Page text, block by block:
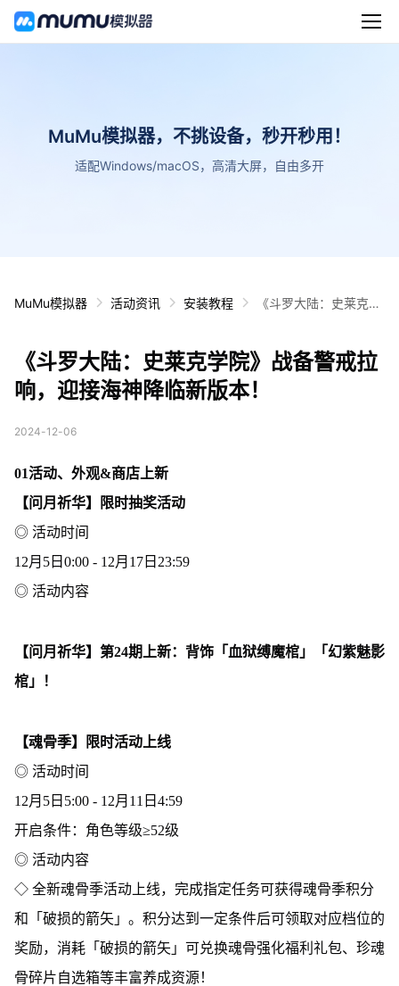
MuMu模拟器，不挑设备，秒开秒用！
适配Windows/macOS，高清大屏，自由多开
MuMu模拟器 活动资讯 安装教程
《斗罗大陆：史莱克学
《斗罗大陆：史莱克学院》战备警戒拉
响，迎接海神降临新版本！
2024-12-06
01活动、外观&商店上新
【问月祈华】限时抽奖活动
◎ 活动时间
12月5日0:00 - 12月17日23:59
◎ 活动内容
【问月祈华】第24期上新：背饰「血狱缚魔棺」「幻紫魅影
棺」！
【魂骨季】限时活动上线
◎ 活动时间
12月5日5:00 - 12月11日4:59
开启条件：角色等级≥52级
◎ 活动内容
◇ 全新魂骨季活动上线，完成指定任务可获得魂骨季积分
和「破损的箭矢」。积分达到一定条件后可领取对应档位的
奖励，消耗「破损的箭矢」可兑换魂骨强化福利礼包、珍魂
骨碎片自选箱等丰富养成资源！